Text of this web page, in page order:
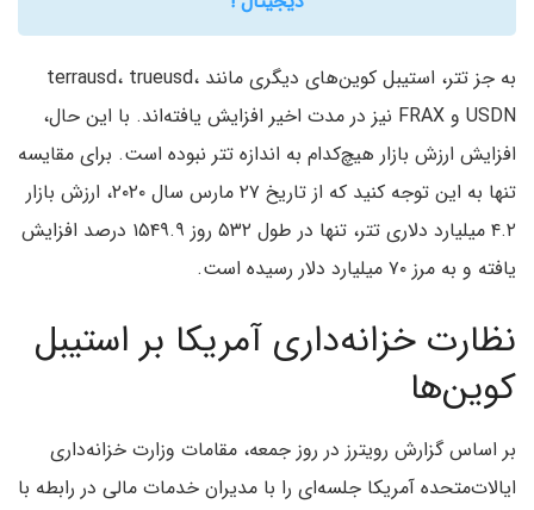
به جز تتر، استیبل کوین‌های دیگری مانند terrausd، trueusd،
USDN و FRAX نیز در مدت اخیر افزایش یافته‌اند. با این حال،
افزایش ارزش بازار هیچ‌کدام به اندازه تتر نبوده است. برای مقایسه
تنها به این توجه کنید که از تاریخ ۲۷ مارس سال ۲۰۲۰، ارزش بازار
۴.۲ میلیارد دلاری تتر، تنها در طول ۵۳۲ روز ۱۵۴۹.۹ درصد افزایش
یافته و به مرز ۷۰ میلیارد دلار رسیده است.
نظارت خزانه‌داری آمریکا بر استیبل
کوین‌ها
بر اساس گزارش رویترز در روز جمعه، مقامات وزارت خزانه‌داری
ایالات‌متحده آمریکا جلسه‌ای را با مدیران خدمات مالی در رابطه با